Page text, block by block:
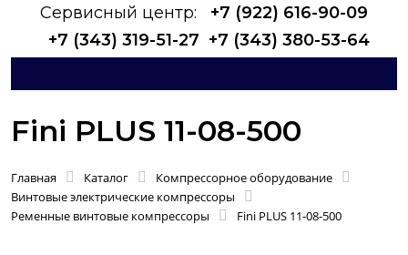
Сервисный центр:
+7 (922) 616-90-09
+7 (343) 319-51-27 +7 (343) 380-53-64
Fini PLUS 11-08-500
Главная Каталог
Компрессорное оборудование
Винтовые электрические компрессоры
Ременные винтовые компрессоры
Fini PLUS 11-08-500